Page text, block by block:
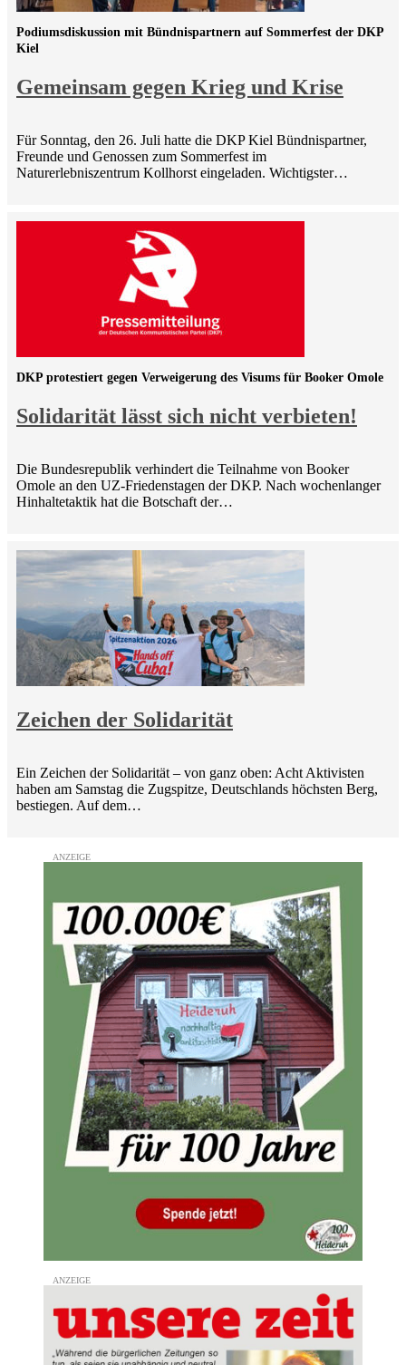
Gemeinsam gegen Krieg und Krise
Podiumsdiskussion mit Bündnispartnern auf Sommerfest der DKP
Kiel
Für Sonntag, den 26. Juli hatte die DKP Kiel Bündnispartner,
Freunde und Genossen zum Sommerfest im
Naturerlebniszentrum Kollhorst eingeladen. Wichtigster…
Solidarität lässt sich nicht verbieten!
DKP protestiert gegen Verweigerung des Visums für Booker Omole
Die Bundesrepublik verhindert die Teilnahme von Booker
Omole an den UZ-Friedenstagen der DKP. Nach wochenlanger
Hinhaltetaktik hat die Botschaft der…
Zeichen der Solidarität
Ein Zeichen der Solidarität – von ganz oben: Acht Aktivisten
haben am Samstag die Zugspitze, Deutschlands höchsten Berg,
bestiegen. Auf dem…